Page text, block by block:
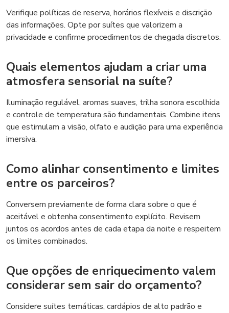
Verifique políticas de reserva, horários flexíveis e discrição
das informações. Opte por suítes que valorizem a
privacidade e confirme procedimentos de chegada discretos.
Quais elementos ajudam a criar uma
atmosfera sensorial na suíte?
Iluminação regulável, aromas suaves, trilha sonora escolhida
e controle de temperatura são fundamentais. Combine itens
que estimulam a visão, olfato e audição para uma experiência
imersiva.
Como alinhar consentimento e limites
entre os parceiros?
Conversem previamente de forma clara sobre o que é
aceitável e obtenha consentimento explícito. Revisem
juntos os acordos antes de cada etapa da noite e respeitem
os limites combinados.
Que opções de enriquecimento valem
considerar sem sair do orçamento?
Considere suítes temáticas, cardápios de alto padrão e